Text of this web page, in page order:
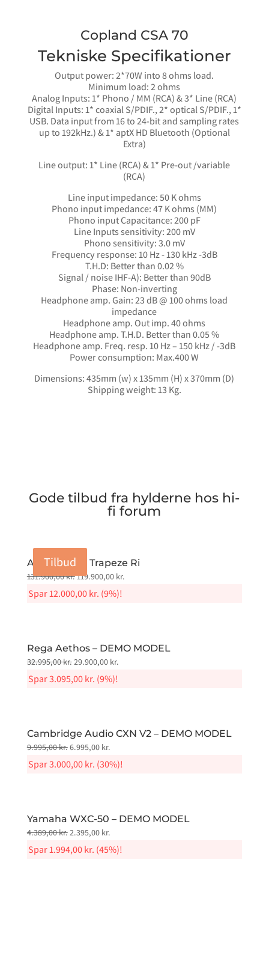
Copland CSA 70
Tekniske Specifikationer
Output power: 2*70W into 8 ohms load.
Minimum load: 2 ohms
Analog Inputs: 1* Phono / MM (RCA) & 3* Line (RCA)
Digital Inputs: 1* coaxial S/PDIF., 2* optical S/PDIF., 1*
USB. Data input from 16 to 24-bit and sampling rates
up to 192kHz.) & 1* aptX HD Bluetooth (Optional
Extra)
Line output: 1* Line (RCA) & 1* Pre-out /variable
(RCA)
Line input impedance: 50 K ohms
Phono input impedance: 47 K ohms (MM)
Phono input Capacitance: 200 pF
Line Inputs sensitivity: 200 mV
Phono sensitivity: 3.0 mV
Frequency response: 10 Hz - 130 kHz -3dB
T.H.D: Better than 0.02 %
Signal / noise IHF-A): Better than 90dB
Phase: Non-inverting
Headphone amp. Gain: 23 dB @ 100 ohms load
impedance
Headphone amp. Out imp. 40 ohms
Headphone amp. T.H.D. Better than 0.05 %
Headphone amp. Freq. resp. 10 Hz – 150 kHz / -3dB
Power consumption: Max.400 W
Dimensions: 435mm (w) x 135mm (H) x 370mm (D)
Shipping weight: 13 Kg.
Gode tilbud fra hylderne hos hi-
fi forum
Tilbud
Audiovector Trapeze Ri
131.900,00kr.Original
price
was:
119.900,00 kr.
Spar12.000,00kr. (9%)!
Tilbud
Rega Aethos – DEMO MODEL
32.995,00kr.Original
price
29.900,00 kr.
Spar3.095,00kr. (9%)!
Tilbud
Cambridge Audio CXN V2 – DEMO MODEL
9.995,00kr.Original
price
was:
6.995,00 kr.
price
is:
Spar3.000,00kr. (30%)!
Tilbud
Yamaha WXC-50 – DEMO MODEL
4.389,00kr.Original
price
was:
2.395,00 kr.
price
is:
Spar1.994,00kr. (45%)!